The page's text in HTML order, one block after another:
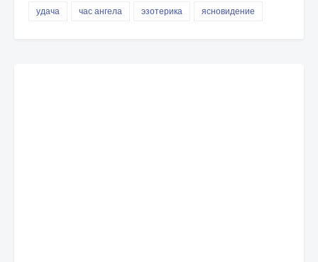
удача
час ангела эзотерика ясновидение